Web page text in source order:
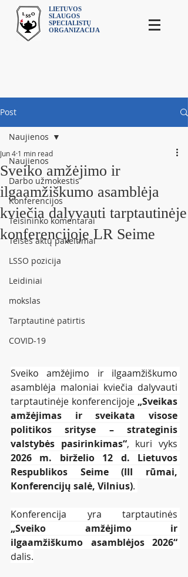
LIETUVOS
SLAUGOS
SPECIALISTŲ
ORGANIZACIJA
Post
Naujienos
Darbo užmokestis
Konferencijos
Teisininko komentarai
Teisės aktų pakeitimai
LSSO pozicija
Leidiniai
mokslas
Tarptautinė patirtis
COVID-19
Naujienos
Sveiko amžėjimo ir
ilgaamžiškumo asamblėja
kviečia dalyvauti tarptautinėje
konferencijoje LR Seime
Jun 4 1 min read
Sveiko amžėjimo ir ilgaamžiškumo
asamblėja maloniai kviečia dalyvauti
tarptautinėje konferencijoje „Sveikas
amžėjimas ir sveikata visose
politikos srityse – strateginis
valstybės pasirinkimas“
2026 m. birželio 12 d. Lietuvos
Respublikos Seime (III rūmai,
Konferencijų salė, Vilnius).
„Sveiko amžėjimo ir
ilgaamžiškumo asamblėjos 2026“
dalis.